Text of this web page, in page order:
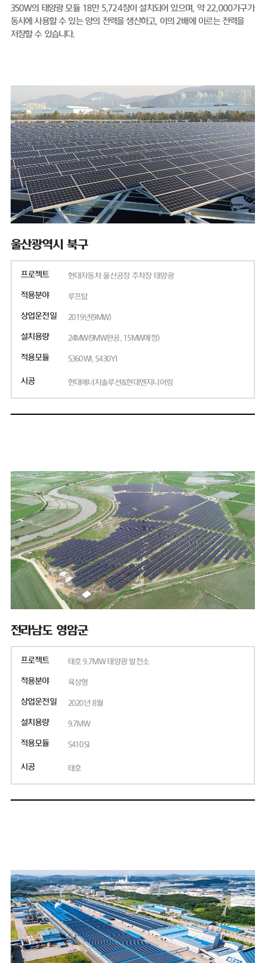
350W의 태양광 모듈 18만 5,724장이 설치되어 있으며, 약 22,000가구가
동시에 사용할 수 있는 양의 전력을 생산하고, 이의 2배에 이르는 전력을
저장할 수 있습니다.
울산광역시 북구
프로젝트 현대자동차 울산공장 주차장 태양광
적용분야 루프탑
상업운전일 2019년(9MW)
설치용량 24MW(9MW완공, 15MW예정)
적용모듈 S360WI, S430YI
시공 현대에너지솔루션&현대엔지니어링
전라남도 영암군
프로젝트 태호 9.7MW 태양광 발전소
적용분야 육상형
상업운전일 2020년 8월
설치용량 9.7MW
적용모듈 S410SI
시공 태호